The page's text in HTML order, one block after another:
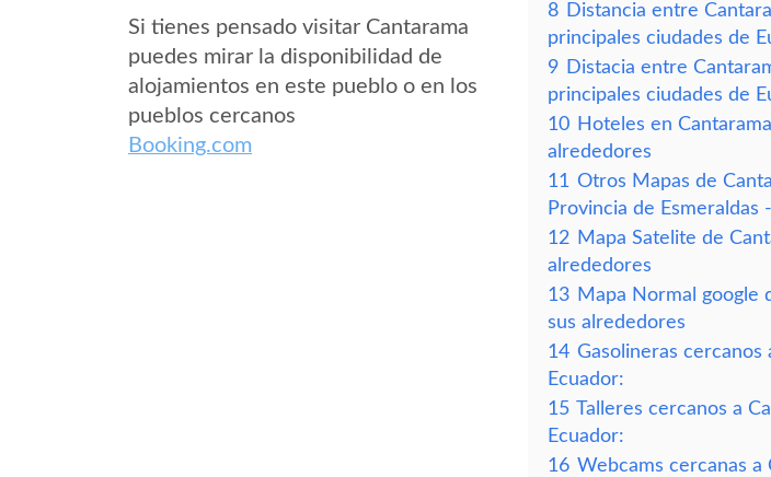
Si tienes pensado visitar Cantarama
puedes mirar la disponibilidad de
alojamientos en este pueblo o en los
pueblos cercanos
Booking.com
8 Distancia entre
principales ciudades de
9 Distacia entre
principales ciudades de
10 Hoteles en
alrededores
11 Otros Mapas de
Provincia de Esmeraldas
12 Mapa Satelite de
alrededores
13 Mapa Normal google
sus alrededores
14 Gasolineras cercanos
Ecuador:
15 Talleres cercanos a
Ecuador:
16 Webcams cercanas a